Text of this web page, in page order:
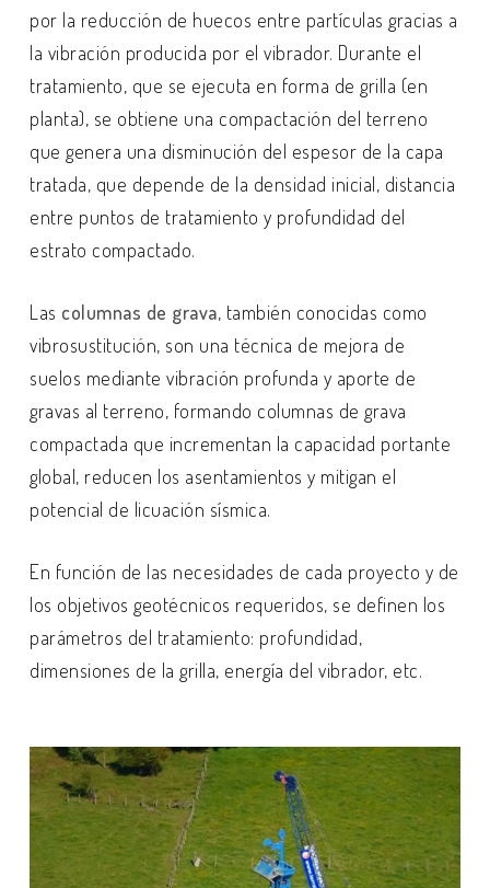
por la reducción de huecos entre partículas gracias a
la vibración producida por el vibrador. Durante el
tratamiento, que se ejecuta en forma de grilla (en
planta), se obtiene una compactación del terreno
que genera una disminución del espesor de la capa
tratada, que depende de la densidad inicial, distancia
entre puntos de tratamiento y profundidad del
estrato compactado.
Las columnas de grava, también conocidas como
vibrosustitución, son una técnica de mejora de
suelos mediante vibración profunda y aporte de
gravas al terreno, formando columnas de grava
compactada que incrementan la capacidad portante
global, reducen los asentamientos y mitigan el
potencial de licuación sísmica.
En función de las necesidades de cada proyecto y de
los objetivos geotécnicos requeridos, se definen los
parámetros del tratamiento: profundidad,
dimensiones de la grilla, energía del vibrador, etc.